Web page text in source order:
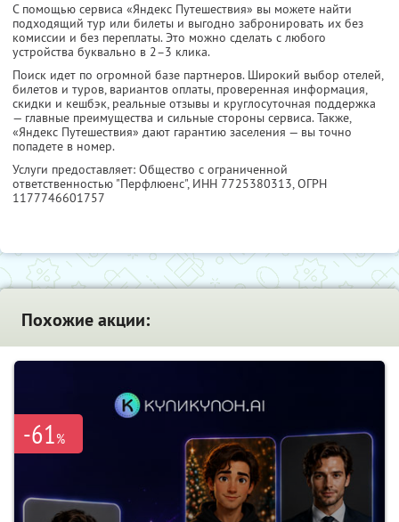
С помощью сервиса «Яндекс Путешествия» вы можете найти
подходящий тур или билеты и выгодно забронировать их без
комиссии и без переплаты. Это можно сделать с любого
устройства буквально в 2–3 клика.
Поиск идет по огромной базе партнеров. Широкий выбор отелей,
билетов и туров, вариантов оплаты, проверенная информация,
скидки и кешбэк, реальные отзывы и круглосуточная поддержка
— главные преимущества и сильные стороны сервиса. Также,
«Яндекс Путешествия» дают гарантию заселения — вы точно
попадете в номер.
Услуги предоставляет: Общество с ограниченной
ответственностью "Перфлюенс", ИНН 7725380313, ОГРН
1177746601757
Похожие акции:
-61%